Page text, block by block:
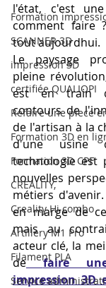
Formation
SCANNER 3D
impression 3D
certifiée QUALIOPI
Refaire une piece
Formation 3D en
Formation 3D CPF
CREALITY,
Creality Hi combo
Artillery M1 Pro
Filament PLA
Service
l'état, c'est
comment faire
tout aujourdhui.
Le paysage
pleine
est en train
contours de
de l'artisan à la
d'une usine
technologie est
nouvelles
métiers
en marge de
mais au
acteur clé, la
de
faire
impression 3D